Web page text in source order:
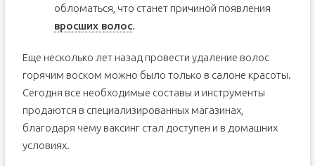
обломаться, что станет причиной появления
вросших волос.
Еще несколько лет назад провести удаление волос
горячим воском можно было только в салоне красоты.
Сегодня все необходимые составы и инструменты
продаются в специализированных магазинах,
благодаря чему ваксинг стал доступен и в домашних
условиях.